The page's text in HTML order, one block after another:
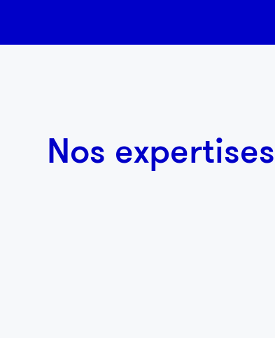
Nos expertises